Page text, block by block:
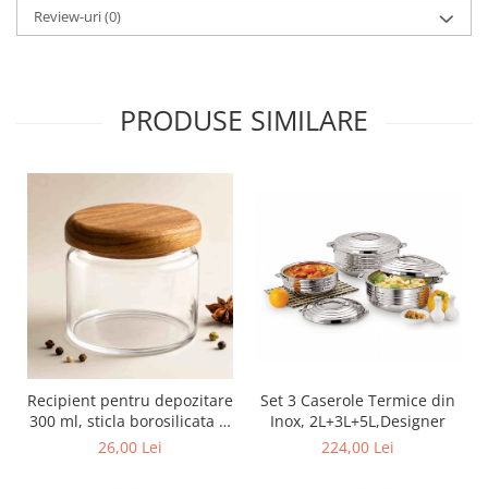
Review-uri(0)
PRODUSE SIMILARE
Recipient pentru depozitare
300 ml, sticla borosilicata si
capac din lemn
26,00 Lei
Set 3 Caserole Termice din
Inox, 2L+3L+5L,Designer
224,00 Lei